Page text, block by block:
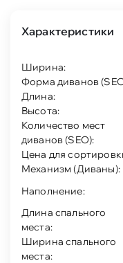
Характеристики
Ширина:
Форма диванов
Длина:
Высота:
Количество мест
диванов (SEO):
Цена для
Механизм (Диваны):
Наполнение:
Длина спального
места:
Ширина спального
места: